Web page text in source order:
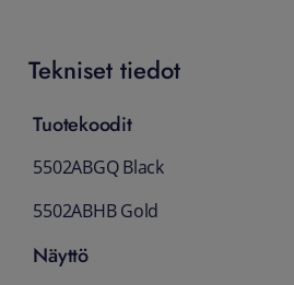
Tekniset tiedot
Tuotekoodit
5502ABGQ Black
5502ABHB Gold
Näyttö